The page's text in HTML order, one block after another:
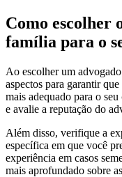
Como escolher
família para o
Ao escolher um
aspectos para garantir
mais adequado para o
e avalie a reputação do
Além disso, verifique a
específica em que você
experiência em casos
mais aprofundado sobre